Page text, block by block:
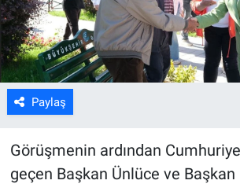
Paylaş
Görüşmenin ardından
geçen Başkan Ünlüce ve Başkan